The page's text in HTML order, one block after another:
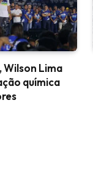
Wilson Lima
química